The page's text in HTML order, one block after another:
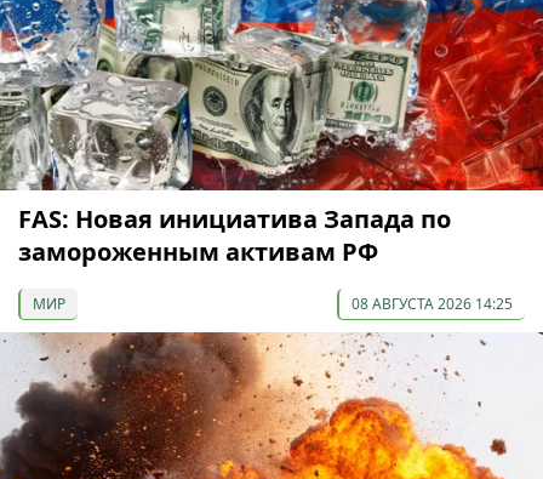
FAS: Новая инициатива Запада по
замороженным активам РФ
МИР 08 АВГУСТА 2026 14:25